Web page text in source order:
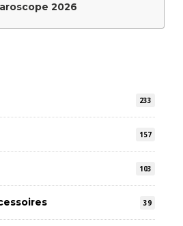
2026
233
157
103
39